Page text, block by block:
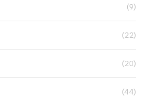
(9)
(22)
(20)
(44)